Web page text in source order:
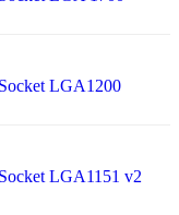
LGA1200
LGA1151 v2